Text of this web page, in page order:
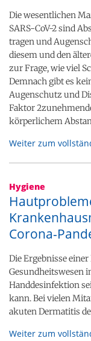
Die wesentlichen
SARS-CoV-2 sind
tragen und
diesem und den
zur Frage, wie viel
Demnach gibt es
Augenschutz und
Faktor
körperlichem
Weiter zum
Hygiene
Corona-
Die Ergebnisse
Gesundheitswesen
Handdesinfektion
kann. Bei vielen
akuten Dermatitis
Weiter zum